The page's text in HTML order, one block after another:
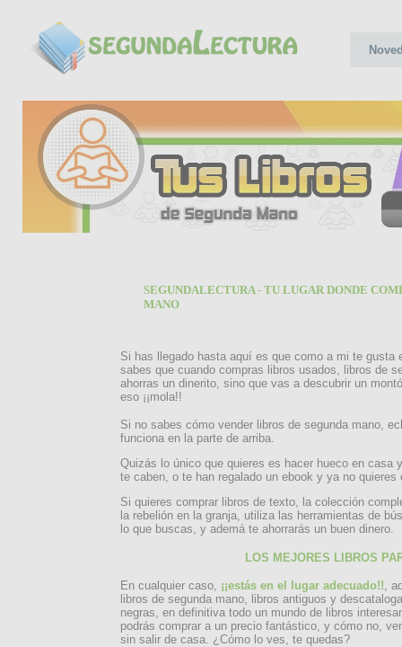
SEGUNDALECTURA - TU LUGAR DONDE
MANO
Si has llegado hasta aquí es que como a mi te gusta
sabes que cuando compras libros usados, libros de
ahorras un dinerito, sino que vas a descubrir un
eso ¡¡mola!!
Si no sabes cómo vender libros de segunda mano,
funciona en la parte de arriba.
Quizás lo único que quieres es hacer hueco en casa
te caben, o te han regalado un ebook y ya no
Si quieres comprar libros de texto, la colección
la rebelión en la granja, utiliza las herramientas de
lo que buscas, y ademá te ahorrarás un buen dinero.
LOS MEJORES LIBROS
En cualquier caso, ¡¡estás en el lugar adecuado!! ,
libros de segunda mano, libros antiguos y
negras, en definitiva todo un mundo de libros
podrás comprar a un precio fantástico, y cómo no,
sin salir de casa. ¿Cómo lo ves, te quedas?